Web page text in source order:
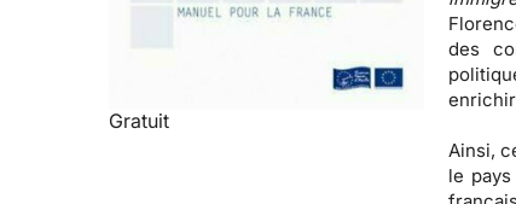
Gratuit
des
Ainsi,
le